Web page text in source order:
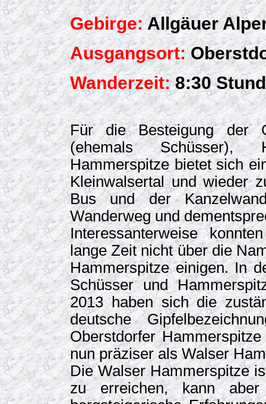
Gebirge:Allgäuer
Ausgangsort:
Wanderzeit:8:30
Für die Besteigung der
(ehemals Schüsser),
Hammerspitze bietet sich
Kleinwalsertal und wieder
Bus und der
Wanderweg und
Interessanterweise
lange Zeit nicht über die
Hammerspitze einigen. In
Schüsser und
2013 haben sich die
deutsche
Oberstdorfer
nun präziser als Walser
Die Walser Hammerspitze
zu erreichen, kann